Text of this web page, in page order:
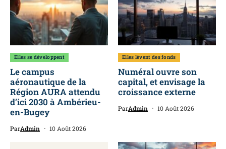
Elles se développent
Le campus
aéronautique de la
Région AURA attendu
d’ici 2030 à Ambérieu-
en-Bugey
ParAdmin 10 Août 2026
Elles lèvent des fonds
Numéral ouvre son
capital, et envisage la
croissance externe
ParAdmin 10 Août 2026